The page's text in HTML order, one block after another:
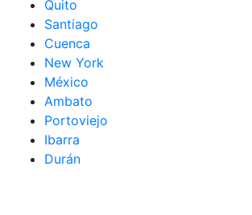
Quito
Santiago
Cuenca
New York
México
Ambato
Portoviejo
Ibarra
Durán